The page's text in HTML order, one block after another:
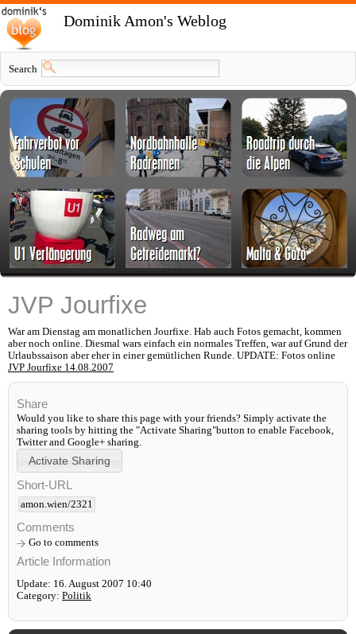
Dominik Amon's Weblog
Search
JVP Jourfixe
War am Dienstag am monatlichen Jourfixe. Hab auch Fotos gemacht, kommen
aber noch online. Diesmal wars einfach ein normales Treffen, war auf Grund der
Urlaubssaison aber eher in einer gemütlichen Runde. UPDATE: Fotos online
JVP Jourfixe 14.08.2007
Share
Would you like to share this page with your friends? Simply activate the
sharing tools by hitting the "Activate Sharing"button to enable Facebook,
Twitter and Google+ sharing.
Short-URL
amon.wien/2321
Comments
Go to comments
Article Information
Update: 16. August 2007 10:40
Category: Politik